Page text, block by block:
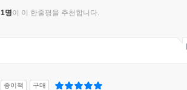
1명이 이 한줄평을 추천합니다.
종이책 구매